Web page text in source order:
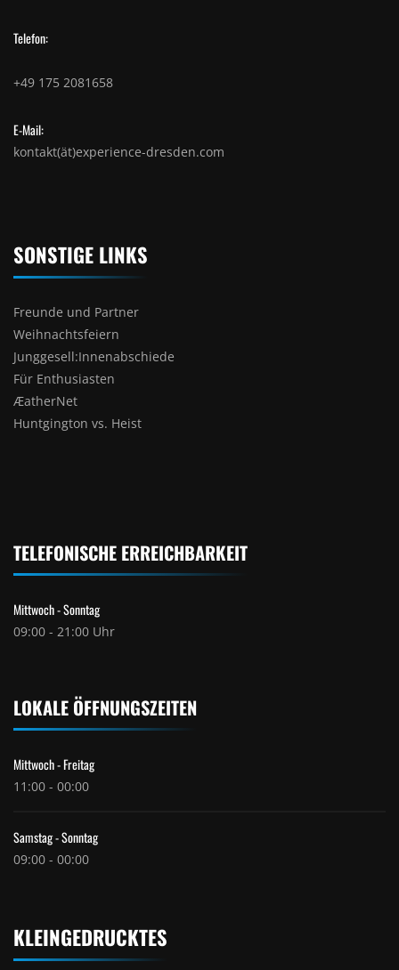
Telefon:
+49 175 2081658
E-Mail:
kontakt(ät)experience-dresden.com
SONSTIGE LINKS
Freunde und Partner
Weihnachtsfeiern
Junggesell:Innenabschiede
Für Enthusiasten
ÆatherNet
Huntgington vs. Heist
TELEFONISCHE ERREICHBARKEIT
Mittwoch - Sonntag
09:00 - 21:00 Uhr
LOKALE ÖFFNUNGSZEITEN
Mittwoch - Freitag
11:00 - 00:00
Samstag - Sonntag
09:00 - 00:00
KLEINGEDRUCKTES